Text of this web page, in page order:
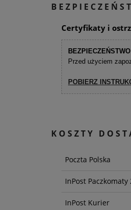
Certyfikaty i
Przed użyciem
POBIERZ
KOSZTY
Poczta Polska
InPost Paczkomaty
InPost Kurier